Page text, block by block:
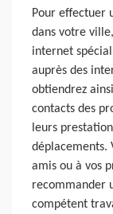
Pour effectuer
dans votre
internet
auprès des
obtiendrez
contacts des
leurs
déplacements.
amis ou à vos
recommander
compétent